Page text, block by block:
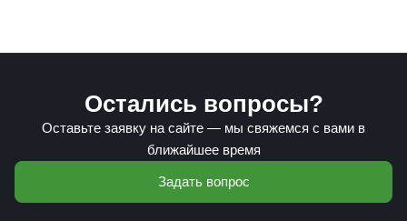
Остались вопросы?
Оставьте заявку на сайте — мы свяжемся с вами в
ближайшее время
Задать вопрос